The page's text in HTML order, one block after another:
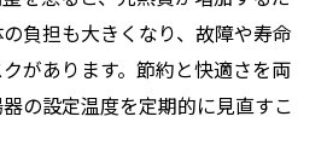
負担も大きくなり、故障や寿命
があります。節約と快適さを両
の設定温度を定期的に見直すこ